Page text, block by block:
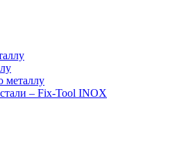
металлу
– Fix-Tool INOX